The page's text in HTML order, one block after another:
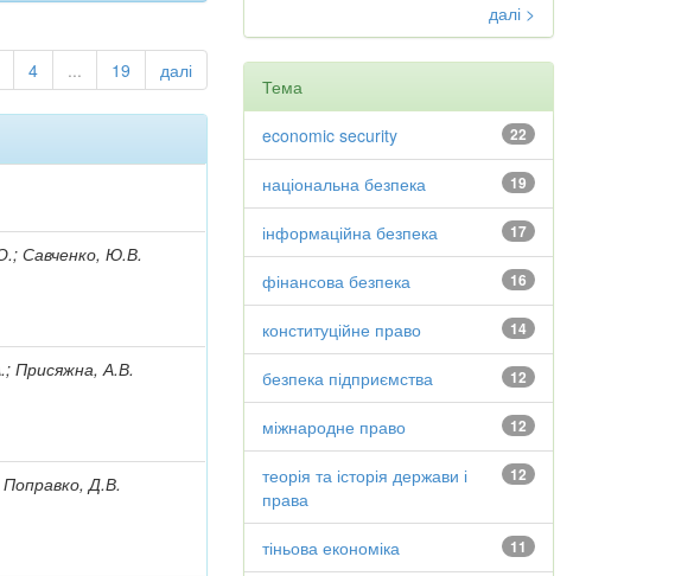
4 ... 19 далі
Савченко, Ю.В.
Присяжна, А.В.
Д.В.
далі >
Тема
22
economic security
19
національна безпека
17
інформаційна безпека
16
фінансова безпека
14
конституційне право
12
безпека підприємства
12
міжнародне право
12
теорія та історія держави і
права
11
тіньова економіка